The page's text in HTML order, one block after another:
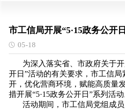
市工信局开展“5·15政务公开
05-18
为深入落实省、市政府关于
开日”活动的有关要求，市工信局
开，优化营商环境，赋能高质量
措开展“5·15政务公开日”系列活动
活动期间，市工信局党组成